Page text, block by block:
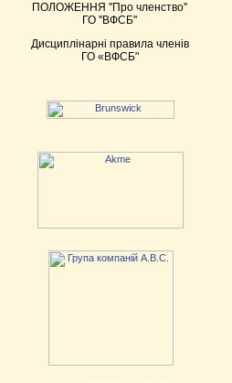
ПОЛОЖЕННЯ ''Про членство''
ГО ''ВФСБ''
Дисциплінарні правила членів
ГО «ВФСБ"